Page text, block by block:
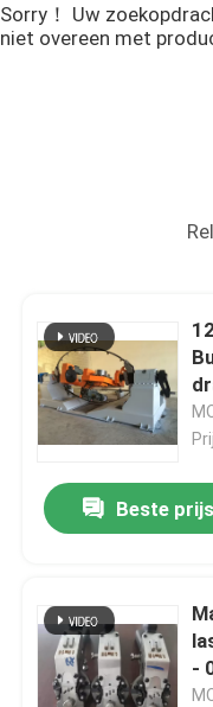
Sorry！ Uw
niet overeen met
Beste prijs
-